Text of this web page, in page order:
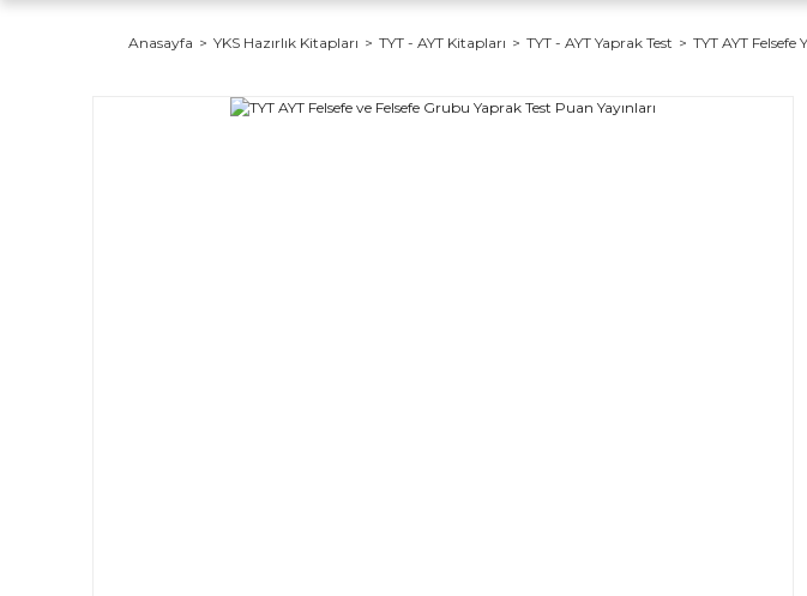
Anasayfa YKS Hazırlık Kitapları TYT - AYT Kitapları TYT - AYT Yaprak Test TYT AYT Felsefe